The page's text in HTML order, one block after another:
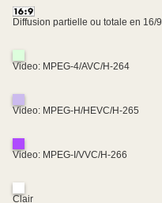
Diffusion partielle ou totale en 16/9
Video: MPEG-4/AVC/H-264
Video: MPEG-H/HEVC/H-265
Video: MPEG-I/VVC/H-266
Clair